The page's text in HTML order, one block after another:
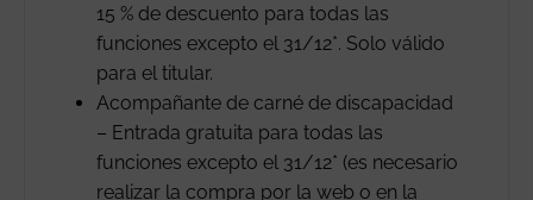
15 % de descuento para todas las
funciones excepto el 31/12*. Solo válido
para el titular.
Acompañante de carné de discapacidad
– Entrada gratuita para todas las
funciones excepto el 31/12* (es necesario
realizar la compra por la web o en la